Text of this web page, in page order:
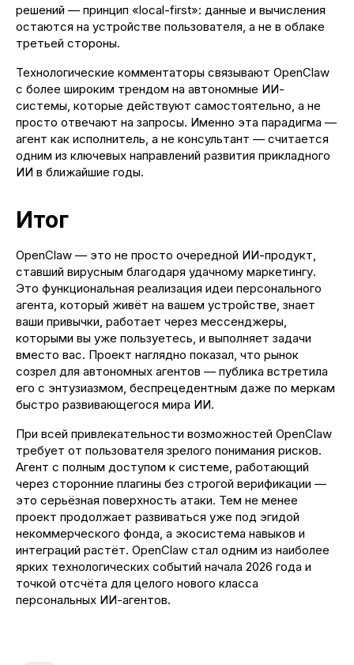
решений — принцип «local-first»: данные и вычисления
остаются на устройстве пользователя, а не в облаке
третьей стороны.
Технологические комментаторы связывают OpenClaw
с более широким трендом на автономные ИИ-
системы, которые действуют самостоятельно, а не
просто отвечают на запросы. Именно эта парадигма —
агент как исполнитель, а не консультант — считается
одним из ключевых направлений развития прикладного
ИИ в ближайшие годы.
Итог
OpenClaw — это не просто очередной ИИ-продукт,
ставший вирусным благодаря удачному маркетингу.
Это функциональная реализация идеи персонального
агента, который живёт на вашем устройстве, знает
ваши привычки, работает через мессенджеры,
которыми вы уже пользуетесь, и выполняет задачи
вместо вас. Проект наглядно показал, что рынок
созрел для автономных агентов — публика встретила
его с энтузиазмом, беспрецедентным даже по меркам
быстро развивающегося мира ИИ.
При всей привлекательности возможностей OpenClaw
требует от пользователя зрелого понимания рисков.
Агент с полным доступом к системе, работающий
через сторонние плагины без строгой верификации —
это серьёзная поверхность атаки. Тем не менее
проект продолжает развиваться уже под эгидой
некоммерческого фонда, а экосистема навыков и
интеграций растёт. OpenClaw стал одним из наиболее
ярких технологических событий начала 2026 года и
точкой отсчёта для целого нового класса
персональных ИИ-агентов.